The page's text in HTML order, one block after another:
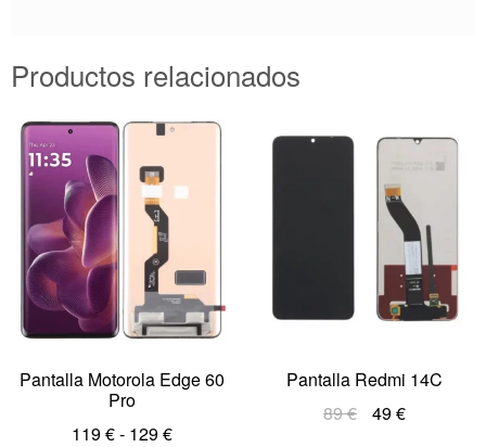
Productos relacionados
Pantalla Motorola Edge 60
Pro
119€- 129€
Pantalla Redmi 14C
89€ 49€